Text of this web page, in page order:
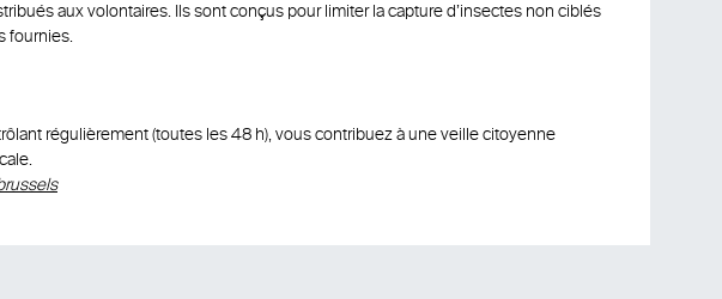
aux volontaires. Ils sont conçus pour limiter la capture d’insectes non ciblés
fournies.
régulièrement (toutes les 48 h), vous contribuez à une veille citoyenne